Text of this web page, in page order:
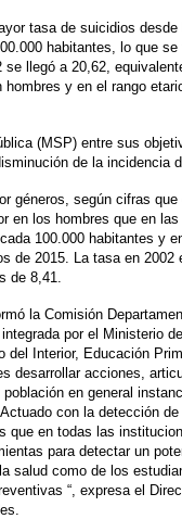
tasa de suicidios
habitantes, lo que se
llegó a 20,62,
hombres y en el rango
(MSP) entre sus
de la incidencia
géneros, según cifras
en los hombres que en las
100.000 habitantes y
de 2015. La tasa en 2002
de 8,41.
la Comisión
por el Ministerio
del Interior, Educación
desarrollar acciones,
en general
con la detección
que en todas las
para detectar un
salud como de los
“, expresa el